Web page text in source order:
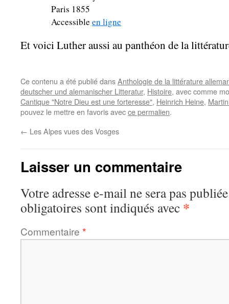
Paris 1855
Accessible en ligne
Et voici Luther aussi au panthéon de la
Ce contenu a été publié dansAnthologie de la littérature
deutscher und alemanischer Litteratur, Histoire, avec comme
Cantique "Notre Dieu est une forteresse", Heinrich Heine,
pouvez le mettre en favoris avecce permalien.
← Les Alpes vues des Vosges
Laisser un commentaire
Votre adresse e-mail ne sera pas
obligatoires sont indiqués avec *
Commentaire *